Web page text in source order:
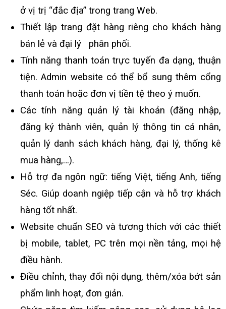
ở vị trị “đắc địa” trong trang Web.
Thiết lập trang đặt hàng riêng cho khách hàng
bán lẻ và đại lý phân phối.
Tính năng thanh toán trực tuyến đa dạng, thuận
tiện. Admin website có thể bổ sung thêm cổng
thanh toán hoặc đơn vị tiền tệ theo ý muốn.
Các tính năng quản lý tài khoản (đăng nhập,
đăng ký thành viên, quản lý thông tin cá nhân,
quản lý danh sách khách hàng, đại lý, thống kê
mua hàng,…).
Hỗ trợ đa ngôn ngữ: tiếng Việt, tiếng Anh, tiếng
Séc. Giúp doanh ngiệp tiếp cận và hỗ trợ khách
hàng tốt nhất.
Website chuẩn SEO và tương thích với các thiết
bị mobile, tablet, PC trên mọi nền tảng, mọi hệ
điều hành.
Điều chỉnh, thay đổi nội dụng, thêm/xóa bớt sản
phẩm linh hoạt, đơn giản.